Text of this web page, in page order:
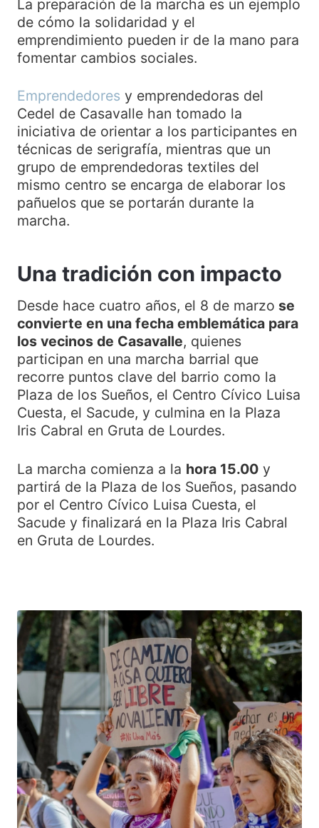
La preparación de la marcha es un ejemplo
de cómo la solidaridad y el
emprendimiento pueden ir de la mano para
fomentar cambios sociales.
Emprendedores y emprendedoras del
Cedel de Casavalle han tomado la
iniciativa de orientar a los participantes en
técnicas de serigrafía, mientras que un
grupo de emprendedoras textiles del
mismo centro se encarga de elaborar los
pañuelos que se portarán durante la
marcha.
Una tradición con impacto
Desde hace cuatro años, el 8 de marzo se
convierte en una fecha emblemática para
los vecinos de Casavalle, quienes
participan en una marcha barrial que
recorre puntos clave del barrio como la
Plaza de los Sueños, el Centro Cívico Luisa
Cuesta, el Sacude, y culmina en la Plaza
Iris Cabral en Gruta de Lourdes.
La marcha comienza a la hora 15.00y
partirá de la Plaza de los Sueños, pasando
por el Centro Cívico Luisa Cuesta, el
Sacude y finalizará en la Plaza Iris Cabral
en Gruta de Lourdes.